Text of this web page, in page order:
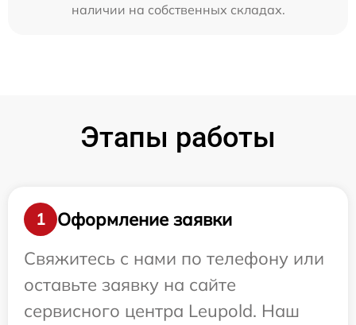
наличии на собственных складах.
Этапы работы
1
Оформление заявки
Свяжитесь с нами по телефону или
оставьте заявку на сайте
сервисного центра Leupold. Наш